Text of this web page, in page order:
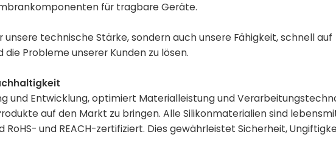
für tragbare Geräte.
technische Stärke, sondern auch unsere Fähigkeit, schnell auf
Probleme unserer Kunden zu lösen.
und Entwicklung, optimiert Materialleistung und
auf den Markt zu bringen. Alle Silikonmaterialien sind
und REACH-zertifiziert. Dies gewährleistet Sicherheit,